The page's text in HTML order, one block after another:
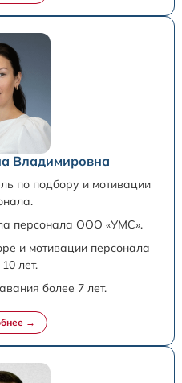
Владимировна
по подбору и мотивации
персонала ООО «УМС».
и мотивации персонала
лет.
более 7 лет.